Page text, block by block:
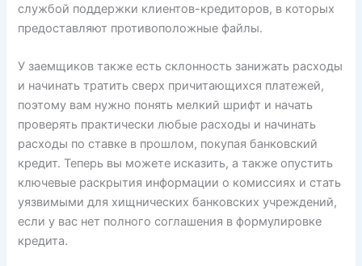
службой поддержки клиентов-кредиторов, в которых
предоставляют противоположные файлы.
У заемщиков также есть склонность занижать расходы
и начинать тратить сверх причитающихся платежей,
поэтому вам нужно понять мелкий шрифт и начать
проверять практически любые расходы и начинать
расходы по ставке в прошлом, покупая банковский
кредит. Теперь вы можете исказить, а также опустить
ключевые раскрытия информации о комиссиях и стать
уязвимыми для хищнических банковских учреждений,
если у вас нет полного соглашения в формулировке
кредита.